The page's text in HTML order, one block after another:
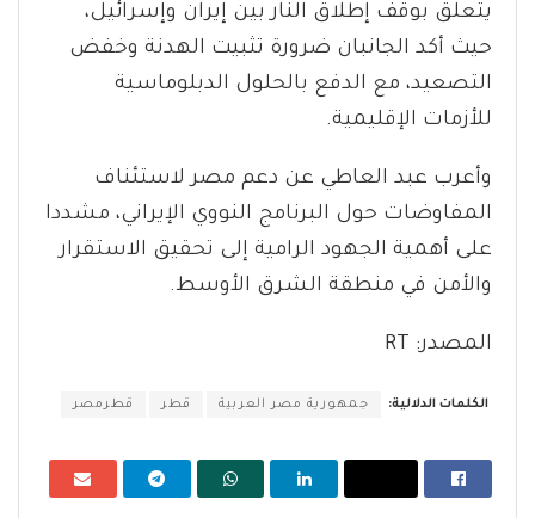
يتعلق بوقف إطلاق النار بين إيران وإسرائيل،
حيث أكد الجانبان ضرورة تثبيت الهدنة وخفض
التصعيد، مع الدفع بالحلول الدبلوماسية
للأزمات الإقليمية.
وأعرب عبد العاطي عن دعم مصر لاستئناف
المفاوضات حول البرنامج النووي الإيراني، مشددا
على أهمية الجهود الرامية إلى تحقيق الاستقرار
والأمن في منطقة الشرق الأوسط.
المصدر: RT
الكلمات الدلالية: جمهورية مصر العربية قطر قطرمصر